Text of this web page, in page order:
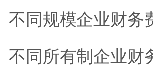
同规模企业财务
同所有制企业财